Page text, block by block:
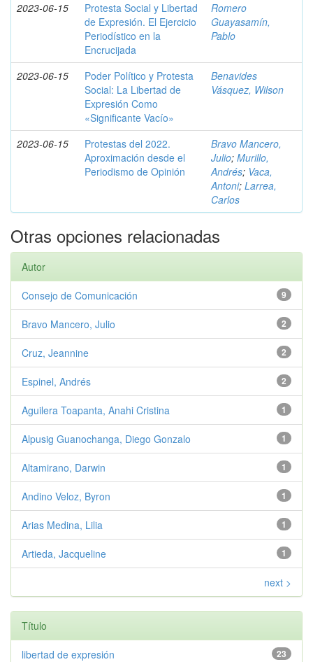
2023-06-15
Protesta Social y Libertad
de Expresión. El Ejercicio
Periodístico en la
Encrucijada
Romero
Guayasamín,
Pablo
2023-06-15
Poder Político y Protesta
Social: La Libertad de
Expresión Como
«Significante Vacío»
Benavides
Vásquez, Wilson
2023-06-15
Protestas del 2022.
Aproximación desde el
Periodismo de Opinión
Bravo Mancero,
Julio; Murillo,
Andrés; Vaca,
Antoni; Larrea,
Carlos
Otras opciones relacionadas
Autor
9
Consejo de Comunicación
2
Bravo Mancero, Julio
2
Cruz, Jeannine
2
Espinel, Andrés
1
Aguilera Toapanta, Anahi Cristina
1
Alpusig Guanochanga, Diego Gonzalo
1
Altamirano, Darwin
1
Andino Veloz, Byron
1
Arias Medina, Lilia
1
Artieda, Jacqueline
next >
Título
23
libertad de expresión